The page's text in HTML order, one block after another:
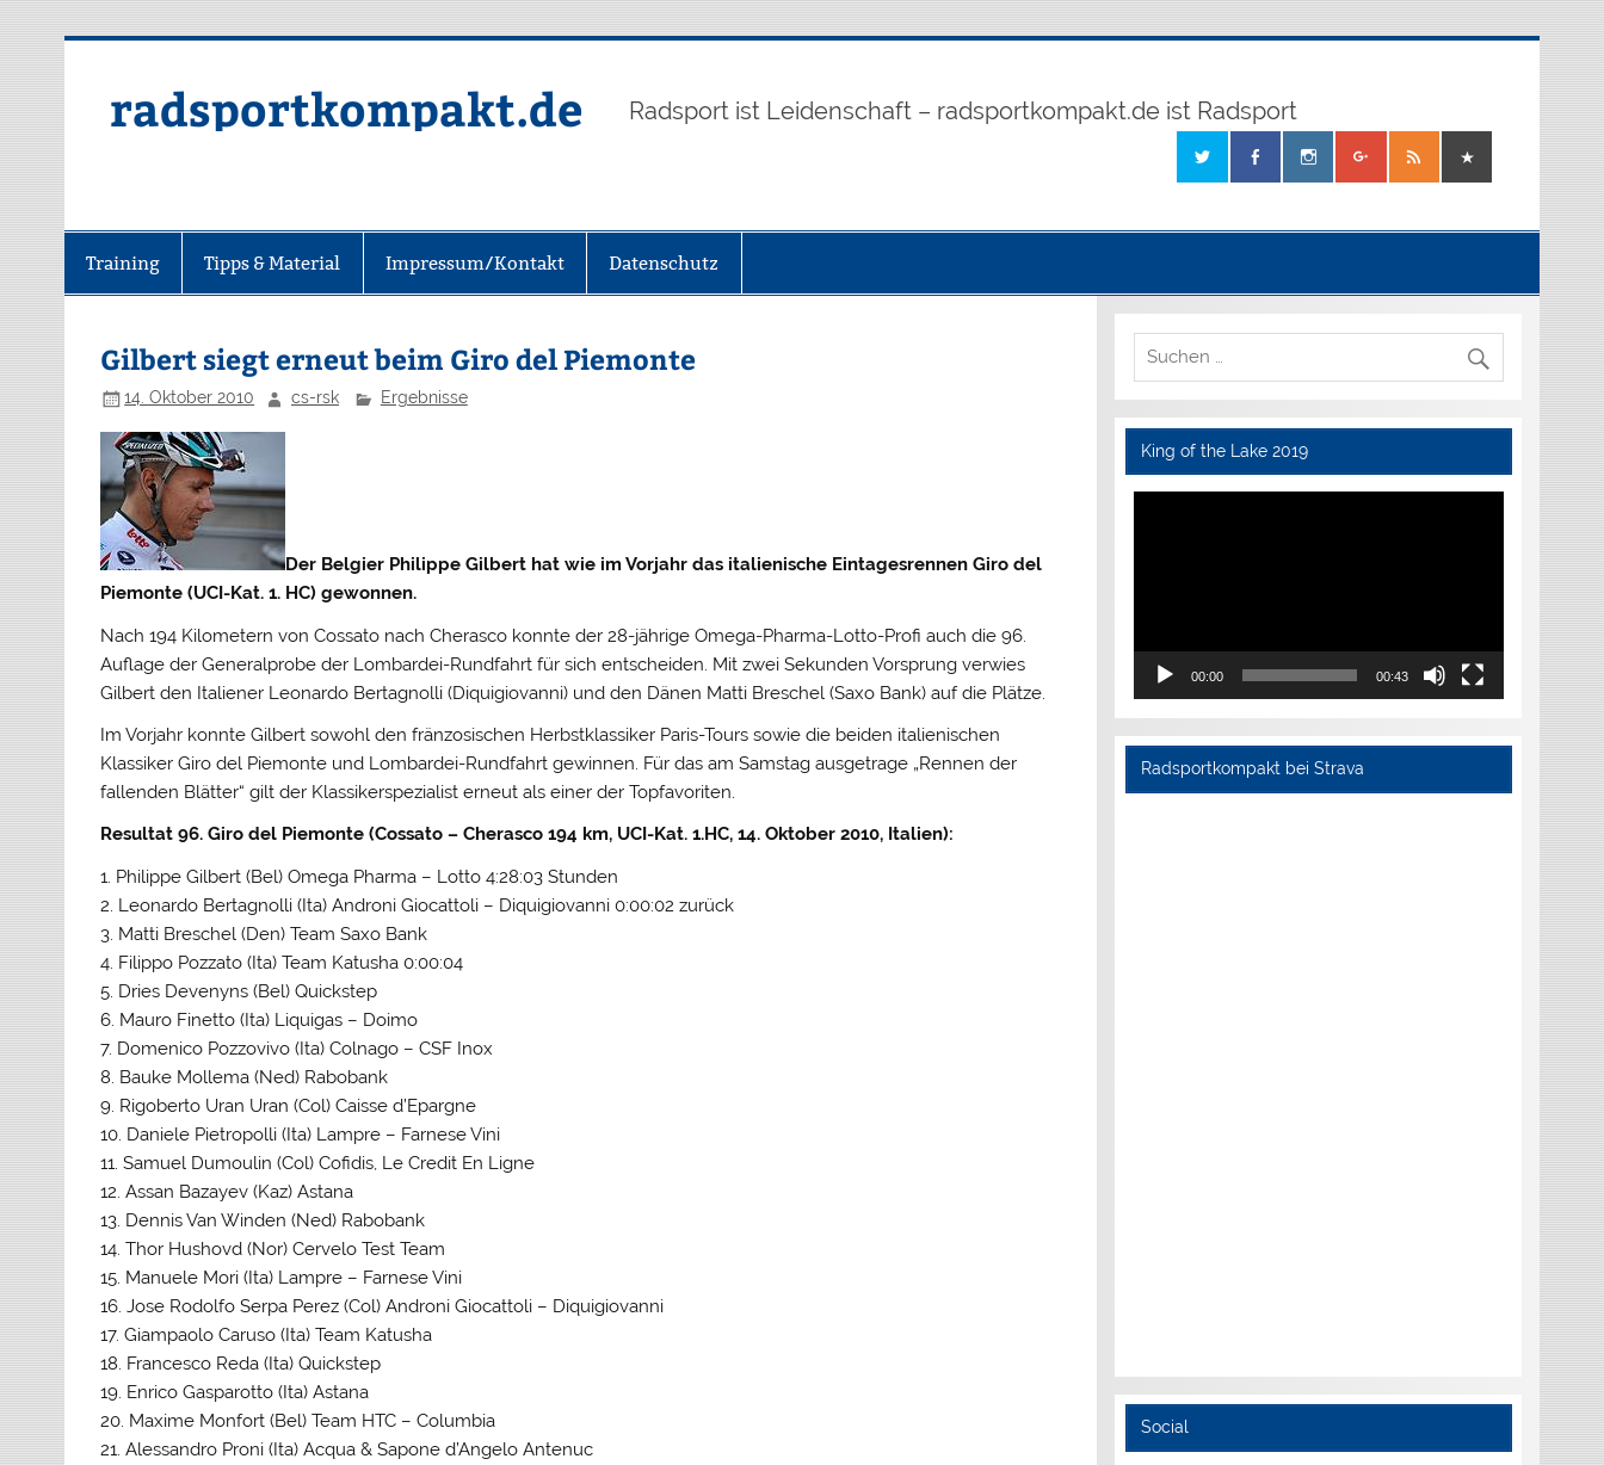
radsportkompakt.de Radsport ist Leidenschaft – radsportkompakt.de ist Radsport
Training Tipps & Material Impressum/Kontakt Datenschutz
Gilbert siegt erneut beim Giro del Piemonte
14. Oktober 2010 cs-rsk Ergebnisse
Der Belgier Philippe Gilbert hat wie im Vorjahr das italienische Eintagesrennen Giro del
Piemonte (UCI-Kat. 1. HC) gewonnen.
Nach 194 Kilometern von Cossato nach Cherasco konnte der 28-jährige Omega-Pharma-Lotto-Profi auch die 96.
Auflage der Generalprobe der Lombardei-Rundfahrt für sich entscheiden. Mit zwei Sekunden Vorsprung verwies
Gilbert den Italiener Leonardo Bertagnolli (Diquigiovanni) und den Dänen Matti Breschel (Saxo Bank) auf die Plätze.
Im Vorjahr konnte Gilbert sowohl den fränzosischen Herbstklassiker Paris-Tours sowie die beiden italienischen
Klassiker Giro del Piemonte und Lombardei-Rundfahrt gewinnen. Für das am Samstag ausgetrage „Rennen der
fallenden Blätter“ gilt der Klassikerspezialist erneut als einer der Topfavoriten.
Resultat 96. Giro del Piemonte (Cossato – Cherasco 194 km, UCI-Kat. 1.HC, 14. Oktober 2010, Italien):
1. Philippe Gilbert (Bel) Omega Pharma – Lotto 4:28:03 Stunden
2. Leonardo Bertagnolli (Ita) Androni Giocattoli – Diquigiovanni 0:00:02 zurück
3. Matti Breschel (Den) Team Saxo Bank
4. Filippo Pozzato (Ita) Team Katusha 0:00:04
5. Dries Devenyns (Bel) Quickstep
6. Mauro Finetto (Ita) Liquigas – Doimo
7. Domenico Pozzovivo (Ita) Colnago – CSF Inox
8. Bauke Mollema (Ned) Rabobank
9. Rigoberto Uran Uran (Col) Caisse d’Epargne
10. Daniele Pietropolli (Ita) Lampre – Farnese Vini
11. Samuel Dumoulin (Col) Cofidis, Le Credit En Ligne
12. Assan Bazayev (Kaz) Astana
13. Dennis Van Winden (Ned) Rabobank
14. Thor Hushovd (Nor) Cervelo Test Team
15. Manuele Mori (Ita) Lampre – Farnese Vini
16. Jose Rodolfo Serpa Perez (Col) Androni Giocattoli – Diquigiovanni
17. Giampaolo Caruso (Ita) Team Katusha
18. Francesco Reda (Ita) Quickstep
19. Enrico Gasparotto (Ita) Astana
20. Maxime Monfort (Bel) Team HTC – Columbia
21. Alessandro Proni (Ita) Acqua & Sapone d’Angelo Antenuc
King of the Lake 2019
Video-
00:00 00:43
Radsportkompakt bei Strava
Social